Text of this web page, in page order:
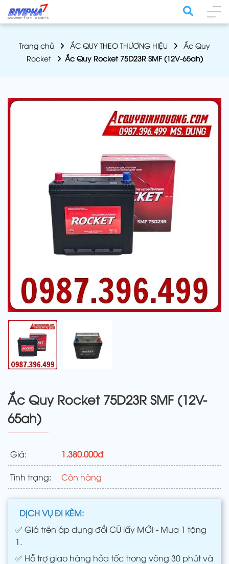
Trang chủ ẮC QUY THEO THƯƠNG HIỆU
Ắc Quy
Rocket
Ắc Quy Rocket 75D23R SMF (12V-65ah)
Ắc Quy Rocket 75D23R SMF (12V-
65ah)
Giá: 1.380.000đ
Tình trạng: Còn hàng
DỊCH VỤ ĐI KÈM:
✅ Giá trên áp dụng đổi CŨ lấy MỚI - Mua 1 tặng
1.
✅ Hỗ trợ giao hàng hỏa tốc trong vòng 30 phút và